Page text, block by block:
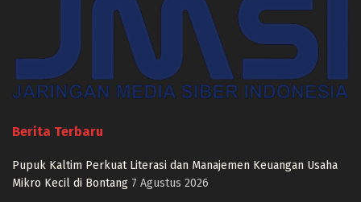
Berita Terbaru
Pupuk Kaltim Perkuat Literasi dan Manajemen Keuangan Usaha
Mikro Kecil di Bontang 7 Agustus 2026